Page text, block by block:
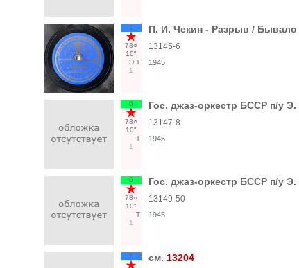
1
78○
10"
Э Т
1
П. И. Чекин - Разрыв / Бывало
13145-6
1945
6
78○
10"
Т
1
Гос. джаз-оркестр БССР п/у
13147-8
1945
6
78○
10"
Т
1
Гос. джаз-оркестр БССР п/у
13149-50
1945
1 см. 13204